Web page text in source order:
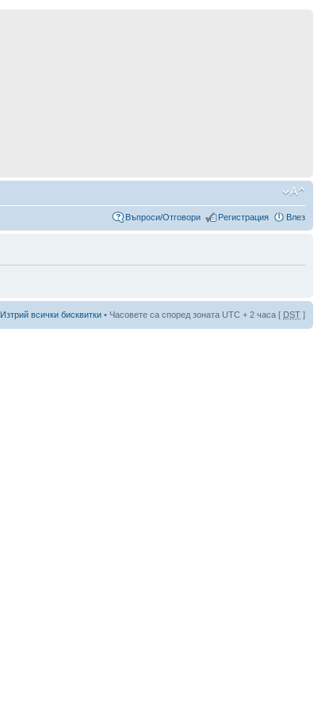
Въпроси/Отговори Регистрация Влез
Изтрий всички бисквитки • Часовете са според зоната UTC + 2 часа [ DST ]